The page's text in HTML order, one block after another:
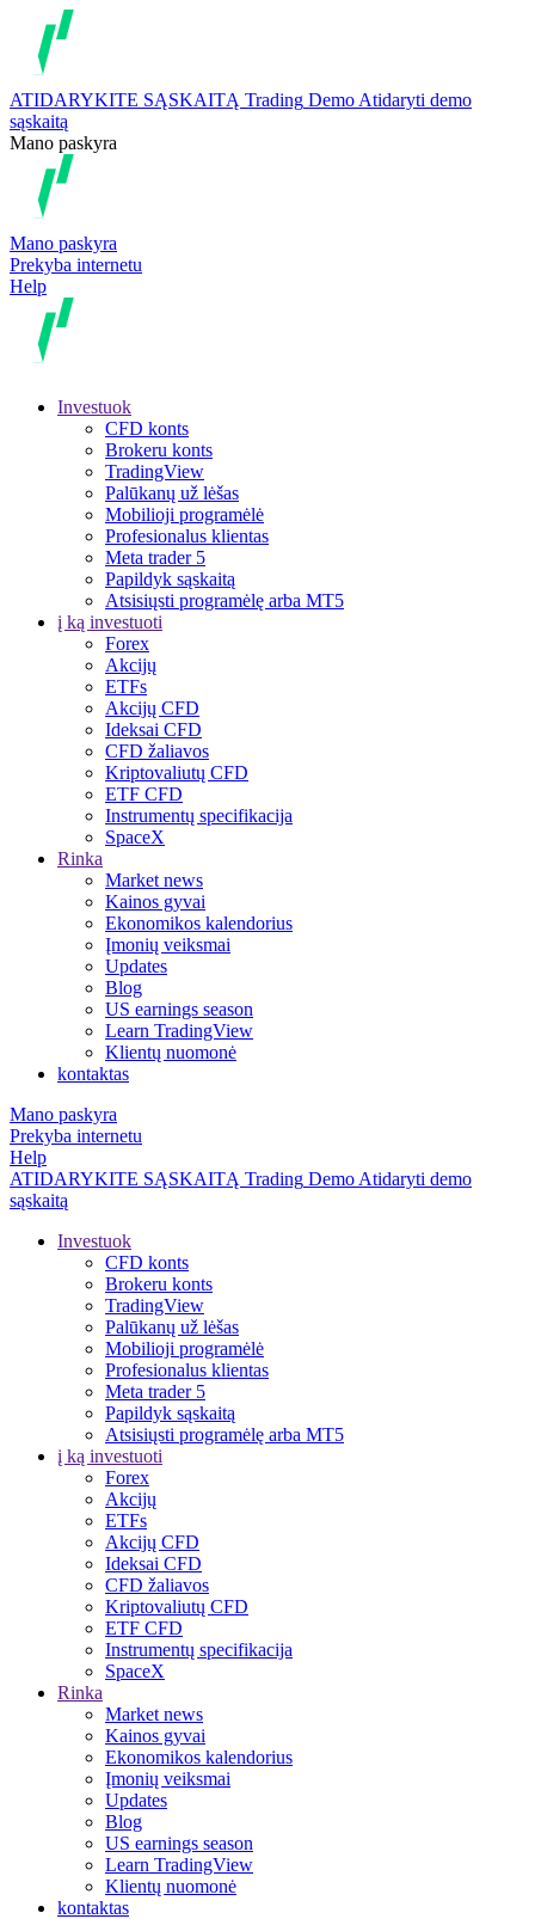
ATIDARYKITE SĄSKAITĄ Trading Demo Atidaryti demo
sąskaitą
Mano paskyra
Mano paskyra
Prekyba internetu
Help
Investuok
CFD konts
Brokeru konts
TradingView
Palūkanų už lėšas
Mobilioji programėlė
Profesionalus klientas
Meta trader 5
Papildyk sąskaitą
Atsisiųsti programėlę arba MT5
į ką investuoti
Forex
Akcijų
ETFs
Akcijų CFD
Ideksai CFD
CFD žaliavos
Kriptovaliutų CFD
ETF CFD
Instrumentų specifikacija
SpaceX
Rinka
Market news
Kainos gyvai
Ekonomikos kalendorius
Įmonių veiksmai
Updates
Blog
US earnings season
Learn TradingView
Klientų nuomonė
kontaktas
Mano paskyra
Prekyba internetu
Help
ATIDARYKITE SĄSKAITĄ Trading Demo Atidaryti demo
sąskaitą
Investuok
CFD konts
Brokeru konts
TradingView
Palūkanų už lėšas
Mobilioji programėlė
Profesionalus klientas
Meta trader 5
Papildyk sąskaitą
Atsisiųsti programėlę arba MT5
į ką investuoti
Forex
Akcijų
ETFs
Akcijų CFD
Ideksai CFD
CFD žaliavos
Kriptovaliutų CFD
ETF CFD
Instrumentų specifikacija
SpaceX
Rinka
Market news
Kainos gyvai
Ekonomikos kalendorius
Įmonių veiksmai
Updates
Blog
US earnings season
Learn TradingView
Klientų nuomonė
kontaktas